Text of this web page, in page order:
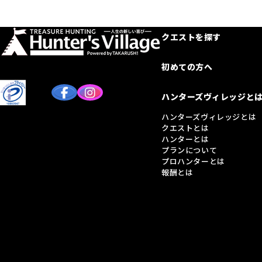
クエストを探す
初めての方へ
ハンターズヴィレッジと
ハンターズヴィレッジとは
クエストとは
ハンターとは
プランについて
プロハンターとは
報酬とは